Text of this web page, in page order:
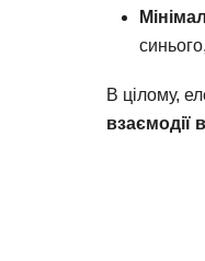
В цілому,
взаємодії